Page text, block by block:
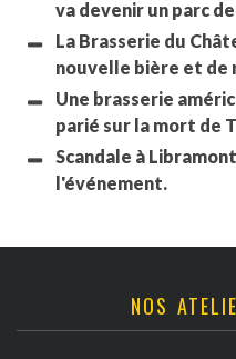
va devenir un parc de
La Brasserie du
nouvelle bière et
Une brasserie
parié sur la mort de
Scandale à
l'événement.
NOS